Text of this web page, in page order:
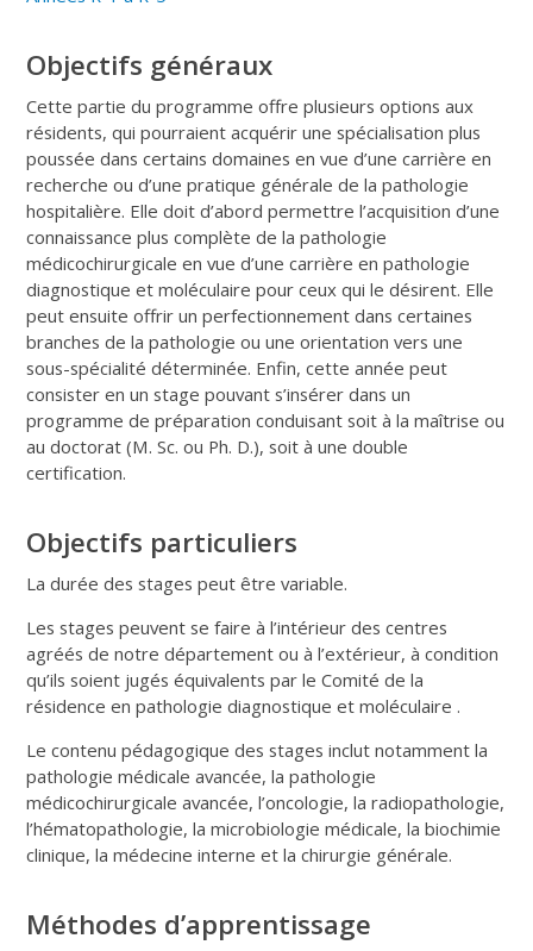
Objectifs généraux
Cette partie du programme offre plusieurs options aux
résidents, qui pourraient acquérir une spécialisation plus
poussée dans certains domaines en vue d’une carrière en
recherche ou d’une pratique générale de la pathologie
hospitalière. Elle doit d’abord permettre l’acquisition d’une
connaissance plus complète de la pathologie
médicochirurgicale en vue d’une carrière en pathologie
diagnostique et moléculaire pour ceux qui le désirent. Elle
peut ensuite offrir un perfectionnement dans certaines
branches de la pathologie ou une orientation vers une
sous-spécialité déterminée. Enfin, cette année peut
consister en un stage pouvant s’insérer dans un
programme de préparation conduisant soit à la maîtrise ou
au doctorat (M. Sc. ou Ph. D.), soit à une double
certification.
Objectifs particuliers
La durée des stages peut être variable.
Les stages peuvent se faire à l’intérieur des centres
agréés de notre département ou à l’extérieur, à condition
qu’ils soient jugés équivalents par le Comité de la
résidence en pathologie diagnostique et moléculaire .
Le contenu pédagogique des stages inclut notamment la
pathologie médicale avancée, la pathologie
médicochirurgicale avancée, l’oncologie, la radiopathologie,
l’hématopathologie, la microbiologie médicale, la biochimie
clinique, la médecine interne et la chirurgie générale.
Méthodes d’apprentissage